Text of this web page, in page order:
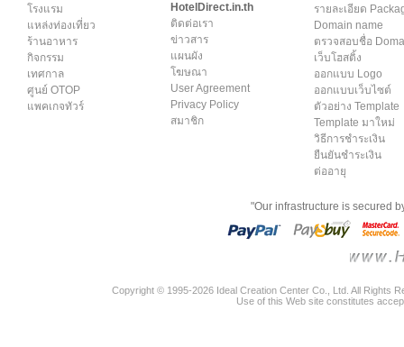
โรงแรม
แหล่งท่องเที่ยว
ร้านอาหาร
กิจกรรม
เทศกาล
ศูนย์ OTOP
แพคเกจทัวร์
HotelDirect.in.th
ติดต่อเรา
ข่าวสาร
แผนผัง
โฆษณา
User Agreement
Privacy Policy
สมาชิก
รายละเอียด
Domain name
ตรวจสอบชื่อ
เว็บโฮสติ้ง
ออกแบบ Logo
ออกแบบเว็บไซต์
ตัวอย่าง Template
Template มาใหม่
วิธีการชำระเงิน
ยืนยันชำระเงิน
ต่ออายุ
"Our infrastructure is secured
Copyright © 1995-2026 Ideal Creation Center Co., Ltd. All Rights
Use of this Web site constitutes